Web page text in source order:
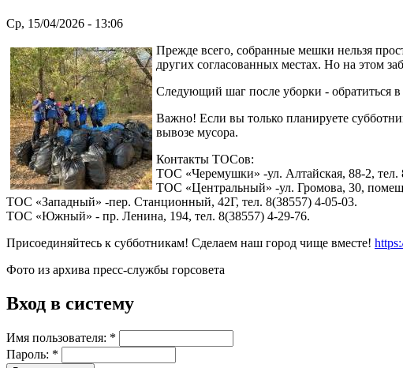
Ср, 15/04/2026 - 13:06
Прежде всего, собранные мешки нельзя
других согласованных местах. Но на этом
Следующий шаг после уборки - обратиться
Важно! Если вы только планируете
вывозе мусора.
Контакты ТОСов:
ТОС «Черемушки» -ул. Алтайская, 88-2, тел.
ТОС «Центральный» -ул. Громова, 30,
ТОС «Западный» -пер. Станционный, 42Г, тел. 8(38557) 4-05-03.
ТОС «Южный» - пр. Ленина, 194, тел. 8(38557) 4-29-76.
Присоединяйтесь к субботникам! Сделаем наш город чище вместе!
Фото из архива пресс-службы горсовета
Вход в систему
Имя пользователя: *
Пароль: *